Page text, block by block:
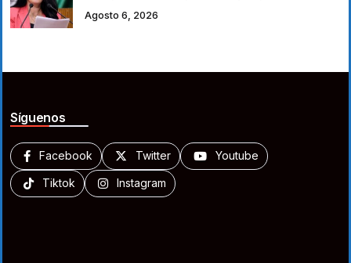
Agosto 6, 2026
Síguenos
Facebook Twitter Youtube
Tiktok Instagram